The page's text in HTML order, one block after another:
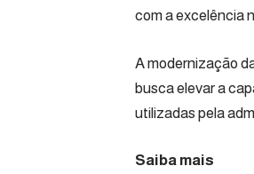
com a excelência
A modernização
busca elevar a
utilizadas pela
Saiba mais